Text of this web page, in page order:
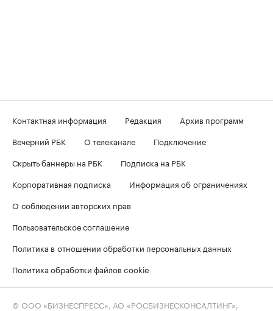
Контактная информация Редакция
Архив программ
Вечерний РБК
О телеканале
Подключение
Скрыть баннеры на РБК
Подписка на РБК
Корпоративная подписка
Информация об ограничениях
О соблюдении авторских прав
Пользовательское соглашение
Политика в отношении обработки персональных данных
Политика обработки файлов cookie
© ООО «БИЗНЕСПРЕСС», АО «РОСБИЗНЕСКОНСАЛТИНГ»,